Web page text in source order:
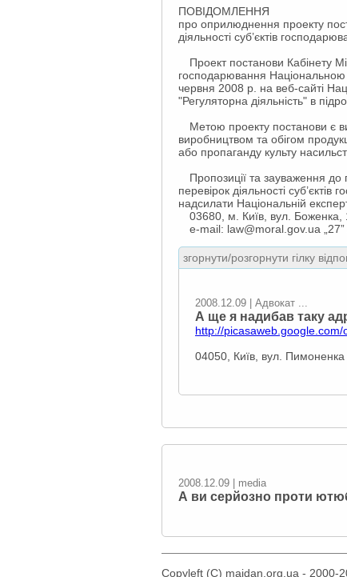
ПОВІДОМЛЕННЯ
про оприлюднення проекту
діяльності суб’єктів
Проект постанови Кабінету
господарювання Національною
червня 2008 р. на веб-сайті
"Регуляторна діяльність" в
Метою проекту постанови є
виробництвом та обігом
або пропаганду культу
Пропозиції та зауваження до
перевірок діяльності
надсилати Національній
03680, м. Київ, вул. Боженка,
e-mail: law@moral.gov.ua „27”
згорнути/розгорнути гілку
2008.12.09 | Адвокат ...
А ще я надибав таку
http://
04050, Київ, вул.
2008.12.09 | media
А ви серйозно проти
Copyleft (C) maidan.org.ua - 2000-